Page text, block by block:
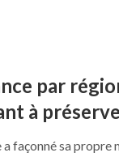
par
à
façonné sa propre